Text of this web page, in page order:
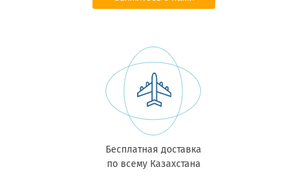
Бесплатная доставка
по всему Казахстана